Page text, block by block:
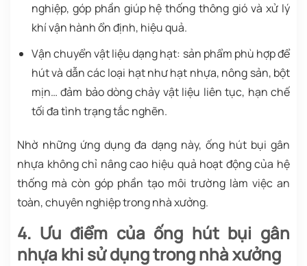
nghiệp, góp phần giúp hệ thống thông gió và xử lý
khí vận hành ổn định, hiệu quả.
Vận chuyển vật liệu dạng hạt: sản phẩm phù hợp để
hút và dẫn các loại hạt như hạt nhựa, nông sản, bột
mịn… đảm bảo dòng chảy vật liệu liên tục, hạn chế
tối đa tình trạng tắc nghẽn.
Nhờ những ứng dụng đa dạng này, ống hút bụi gân
nhựa không chỉ nâng cao hiệu quả hoạt động của hệ
thống mà còn góp phần tạo môi trường làm việc an
toàn, chuyên nghiệp trong nhà xưởng.
4. Ưu điểm của ống hút bụi gân
nhựa khi sử dụng trong nhà xưởng